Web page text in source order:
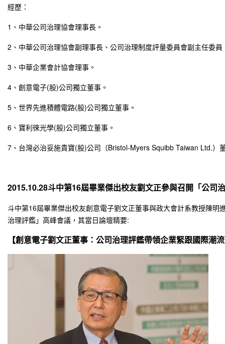
經歷：
1、中華公司治理協會理事長。
2、中華公司治理協會副理事長、公司治理制度評量委員會副主任委員
3、中華企業會計協會理事。
4、創意電子(股)公司獨立董事。
5、世界先進積體電路(股)公司獨立董事。
6、寶利徠光學(股)公司獨立董事。
7、台灣必治妥施貴寶(股)公司（Bristol-Myers Squibb Taiwan Ltd.）
2015.10.28斗中第16屆畢業傑出校友劉文正參與召開「公司
斗中第16屆畢業傑出校友創意電子劉文正董事與政大會計系教授陳明
治理評鑑」高峰會議，其當日論壇精要:
【創意電子劉文正董事：公司治理評鑑帶領企業緊跟國際潮